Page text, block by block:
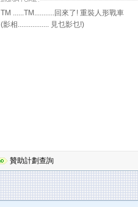
TM ......TM...........回來了! 重裝人形戰車
(影相................. 見乜影乜!)
贊助計劃查詢